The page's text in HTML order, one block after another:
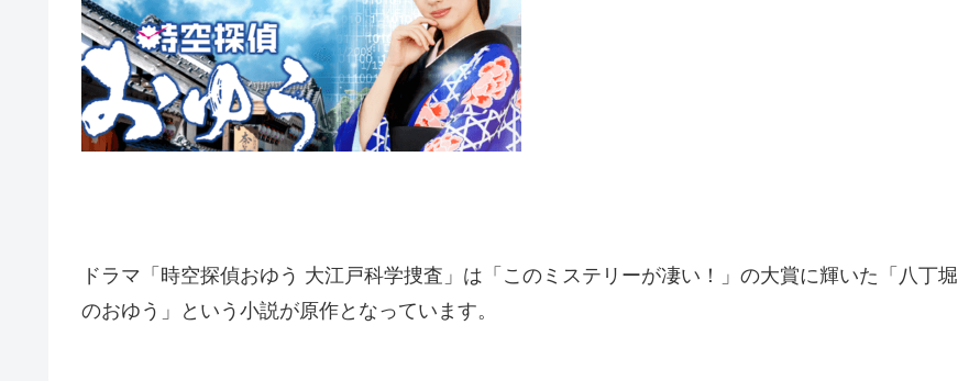
ドラマ「時空探偵おゆう 大江戸科学捜査」は「このミステリーが凄い！」の大賞に輝いた「八丁堀
のおゆう」という小説が原作となっています。